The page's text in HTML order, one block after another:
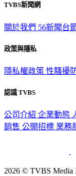
TVBS新聞網
關於我們 56新聞台
政策與隱私
隱私權政策 性騷擾
認識 TVBS
公司介紹 企業動態
銷售 公開招標 業務
2026 © TVBS Media